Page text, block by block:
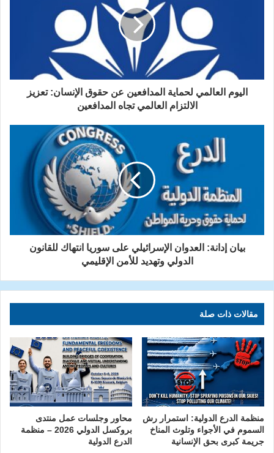
اليوم العالمي لحماية المدافعين عن حقوق الإنسان: تعزيز
الالتزام العالمي تجاه المدافعين
بيان إدانة: العدوان الإسرائيلي على سوريا انتهاك للقانون
الدولي وتهديد للأمن الإقليمي
مقالات ذات صلة
منظمة الدرع الدولية: استمرار رش
السموم في الأجواء وتلوث المناخ
جريمة كبرى بحق الإنسانية
محاور وجلسات عمل منتدى
بروكسل الدولي 2026 – منظمة
الدرع الدولية